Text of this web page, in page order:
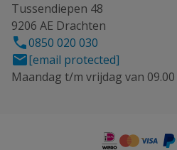
Tussendiepen 48
9206 AE Drachten
0850 020 030
[email protected]
Maandag t/m vrijdag van